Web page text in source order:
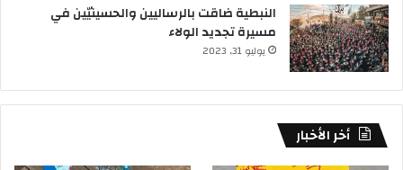
النبطية ضاقت بالرساليين والحسينيّين في
مسيرة تجديد الولاء
يوليو 31, 2023
أخر الأخبار